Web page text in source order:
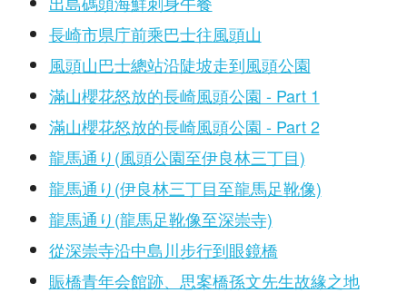
長崎市県庁前乘巴士往風頭山
風頭山巴士總站沿陡坡走到風頭公園
滿山櫻花怒放的長崎風頭公園 - Part 1
滿山櫻花怒放的長崎風頭公園 - Part 2
龍馬通り(風頭公園至伊良林三丁目)
龍馬通り(伊良林三丁目至龍馬足靴像)
龍馬通り(龍馬足靴像至深崇寺)
從深崇寺沿中島川步行到眼鏡橋
賑橋青年会館跡、思案橋孫文先生故緣之地